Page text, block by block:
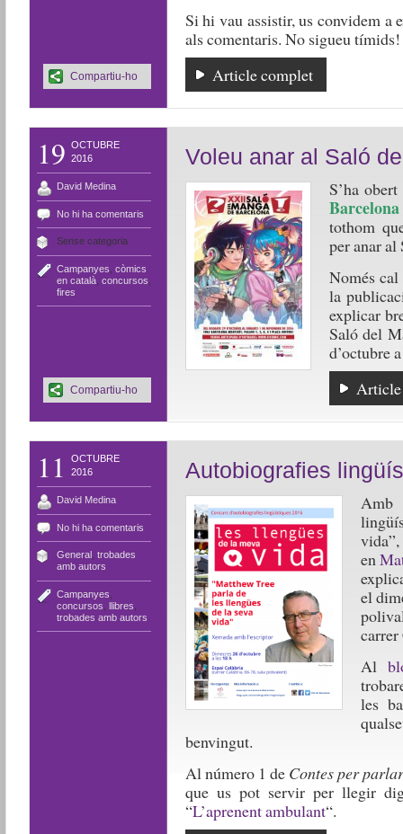
Si hi vau assistir, us convidem a
als comentaris. No sigueu tímids!
Article complet
Compartiu-ho
19 OCTUBRE
2016
David Medina
No hi ha comentaris
Sense categoria
Campanyes còmics
en català, concursos
fires
Voleu anar al Saló
S’ha
tothom
per anar al
Només
la
explicar
Saló del
d’octubre
Compartiu-ho
11
OCTUBRE
2016
David Medina
No hi ha comentaris
General , trobades
amb autors
Campanyes
concursos llibres
trobades amb autors
Autobiografies
Amb
en
el
carrer
Al
les
benvingut.
Al número 1 de Contes per parlar
que us pot servir per llegir
“L’aprenent ambulant“.